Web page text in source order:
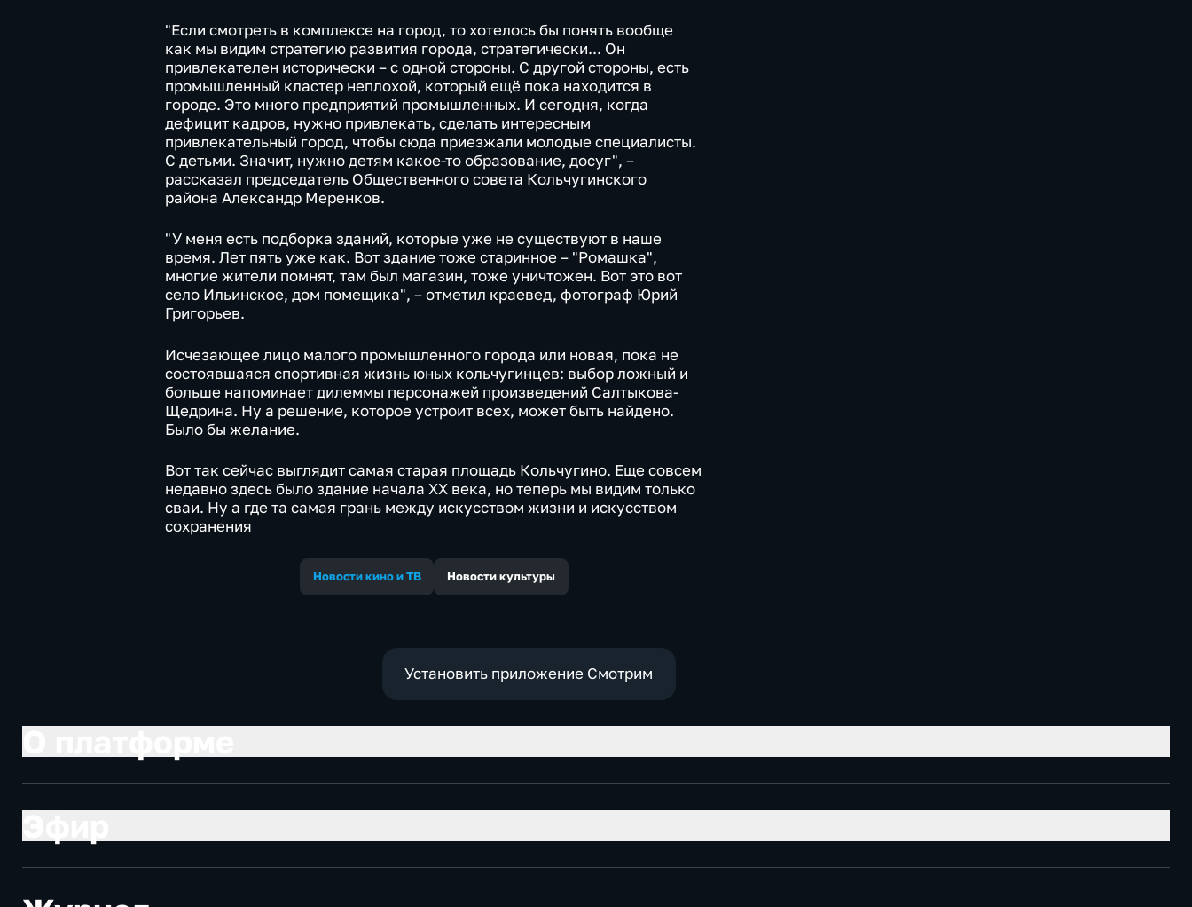
"Если смотреть в комплексе на город, то хотелось бы понять вообще
как мы видим стратегию развития города, стратегически... Он
привлекателен исторически – с одной стороны. С другой стороны, есть
промышленный кластер неплохой, который ещё пока находится в
городе. Это много предприятий промышленных. И сегодня, когда
дефицит кадров, нужно привлекать, сделать интересным
привлекательный город, чтобы сюда приезжали молодые специалисты.
С детьми. Значит, нужно детям какое-то образование, досуг", –
рассказал председатель Общественного совета Кольчугинского
района Александр Меренков.
"У меня есть подборка зданий, которые уже не существуют в наше
время. Лет пять уже как. Вот здание тоже старинное – "Ромашка",
многие жители помнят, там был магазин, тоже уничтожен. Вот это вот
село Ильинское, дом помещика", – отметил краевед, фотограф Юрий
Григорьев.
Исчезающее лицо малого промышленного города или новая, пока не
состоявшаяся спортивная жизнь юных кольчугинцев: выбор ложный и
больше напоминает дилеммы персонажей произведений Салтыкова-
Щедрина. Ну а решение, которое устроит всех, может быть найдено.
Было бы желание.
Вот так сейчас выглядит самая старая площадь Кольчугино. Еще совсем
недавно здесь было здание начала ХХ века, но теперь мы видим только
сваи. Ну а где та самая грань между искусством жизни и искусством
сохранения
Новости кино и ТВ Новости культуры
Установить приложение Смотрим